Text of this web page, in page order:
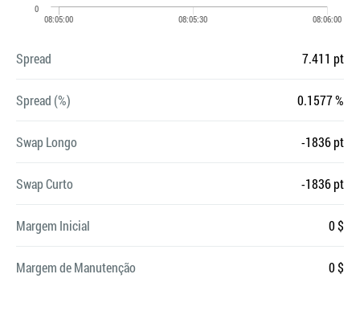
Spread 7.411 pt
Spread (%) 0.1577 %
Swap Longo -1836 pt
Swap Curto -1836 pt
Margem Inicial 0 $
Margem de Manutenção 0 $